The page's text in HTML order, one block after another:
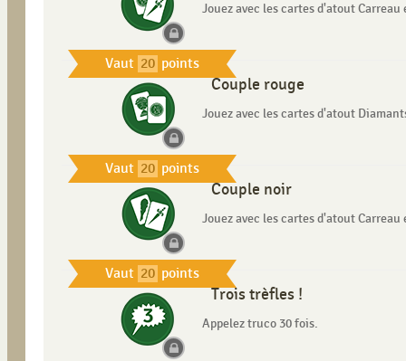
Vaut 20 points
Jouez avec les cartes d'atout
Vaut 20 points
Couple rouge
Jouez avec les cartes d'atout
Vaut 20 points
Couple noir
Jouez avec les cartes d'atout
Trois trèfles !
Appelez truco 30 fois.